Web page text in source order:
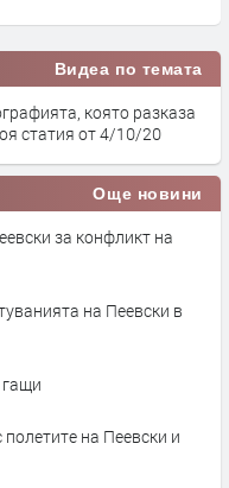
Видеа по темата
която разказа
статия от 4/10/20
Още новини
за конфликт на
на Пеевски в
на Пеевски и